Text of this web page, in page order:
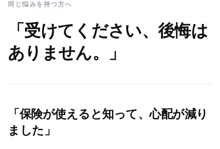
同じ悩みを持つ方へ
「受けてください、後悔は
ありません。」
「保険が使えると知って、心配が減り
ました」